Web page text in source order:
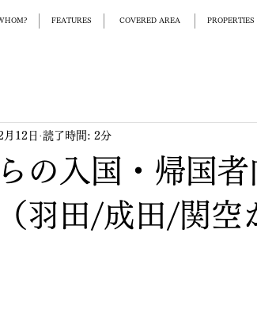
FEATURES COVERED AREA PROPERTIES
の入国・帰国
羽田/成田/関空
12日 読了時間: 2分